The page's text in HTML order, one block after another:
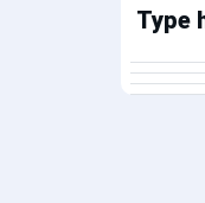
Type